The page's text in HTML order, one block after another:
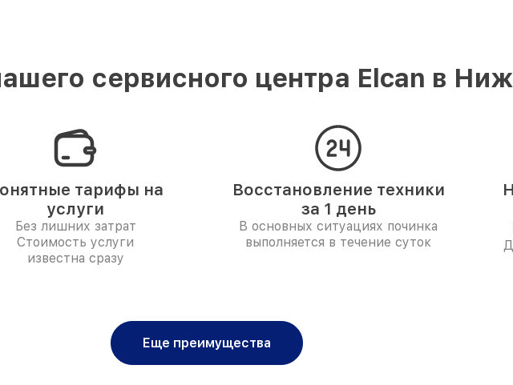
сервисного центра Elcan в
тарифы на
услуги
Без лишних затрат
Стоимость услуги
известна сразу
Восстановление техники
за 1 день
В основных ситуациях починка
выполняется в течение суток
Еще преимущества